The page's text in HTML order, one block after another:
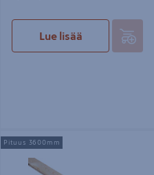
Lue lisää
Raakapontti PROF 23x95x3600
PL/VL vajaasärmä päätypontattu
Pituus 3600mm